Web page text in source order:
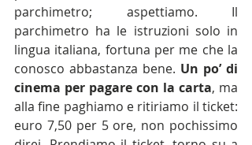
parchimetro; aspettiamo. Il
parchimetro ha le istruzioni solo in
lingua italiana, fortuna per me che la
conosco abbastanza bene. Un po’ di
cinema per pagare con la carta, ma
alla fine paghiamo e ritiriamo il ticket:
euro 7,50 per 5 ore, non pochissimo